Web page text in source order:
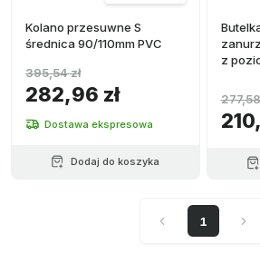
Kolano przesuwne S
średnica 90/110mm PVC
282,96 zł
395,54 zł
Dostawa ekspresowa
Dodaj do koszyka
z
277,58
1